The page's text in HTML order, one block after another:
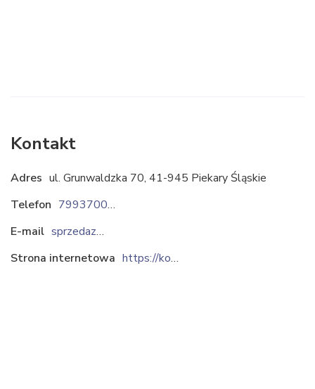
Kontakt
Adres ul. Grunwaldzka 70, 41-945 Piekary Śląskie
Telefon
799370045
E-mail
sprzedaz@kobet.pl
Strona internetowa
https://kobet.pl